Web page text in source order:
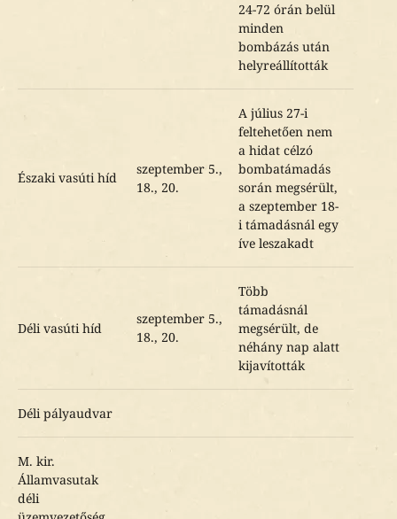
24-72 órán belül
minden
bombázás után
helyreállították
Északi vasúti híd
szeptember 5.,
18., 20.
A július 27-i
feltehetően nem
a hidat célzó
bombatámadás
során megsérült,
a szeptember 18-
i támadásnál egy
íve leszakadt
Déli vasúti híd
szeptember 5.,
18., 20.
Több
támadásnál
megsérült, de
néhány nap alatt
kijavították
Déli pályaudvar
M. kir.
Államvasutak
déli